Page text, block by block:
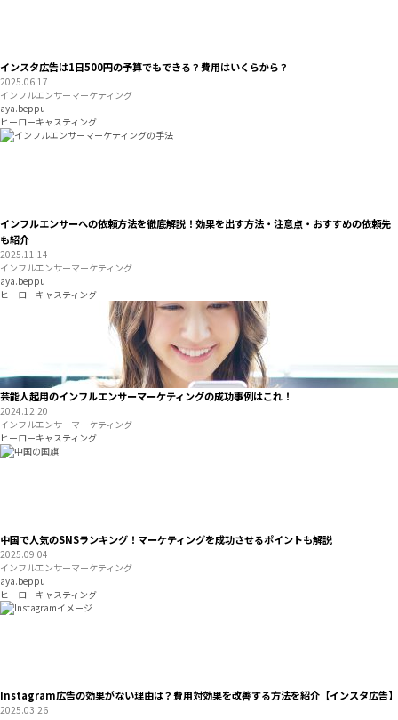
インスタ広告は1日500円の予算でもできる？費用はいくらから？
2025.06.17
インフルエンサーマーケティング
aya.beppu
ヒーローキャスティング
インフルエンサーへの依頼方法を徹底解説！効果を出す方法・注意点・おすすめの依頼先
も紹介
2025.11.14
インフルエンサーマーケティング
aya.beppu
ヒーローキャスティング
芸能人起用のインフルエンサーマーケティングの成功事例はこれ！
2024.12.20
インフルエンサーマーケティング
ヒーローキャスティング
中国で人気のSNSランキング！マーケティングを成功させるポイントも解説
2025.09.04
インフルエンサーマーケティング
aya.beppu
ヒーローキャスティング
Instagram広告の効果がない理由は？費用対効果を改善する方法を紹介【インスタ広告】
2025.03.26